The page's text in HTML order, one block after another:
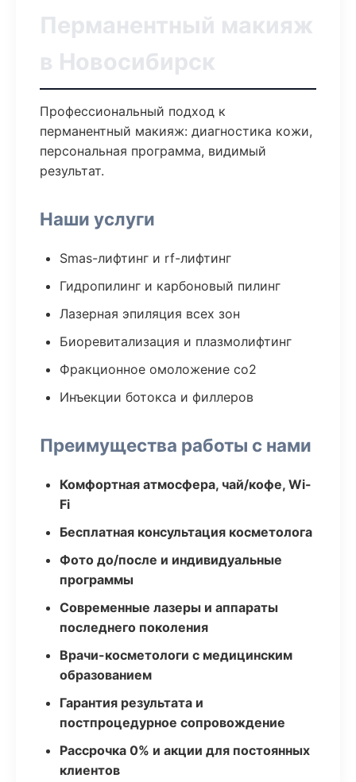
Перманентный макияж
в Новосибирск
Профессиональный подход к
перманентный макияж: диагностика кожи,
персональная программа, видимый
результат.
Наши услуги
Smas-лифтинг и rf-лифтинг
Гидропилинг и карбоновый пилинг
Лазерная эпиляция всех зон
Биоревитализация и плазмолифтинг
Фракционное омоложение co2
Инъекции ботокса и филлеров
Преимущества работы с нами
Комфортная атмосфера, чай/кофе, Wi-
Fi
Бесплатная консультация косметолога
Фото до/после и индивидуальные
программы
Современные лазеры и аппараты
последнего поколения
Врачи-косметологи с медицинским
образованием
Гарантия результата и
постпроцедурное сопровождение
Рассрочка 0% и акции для постоянных
клиентов